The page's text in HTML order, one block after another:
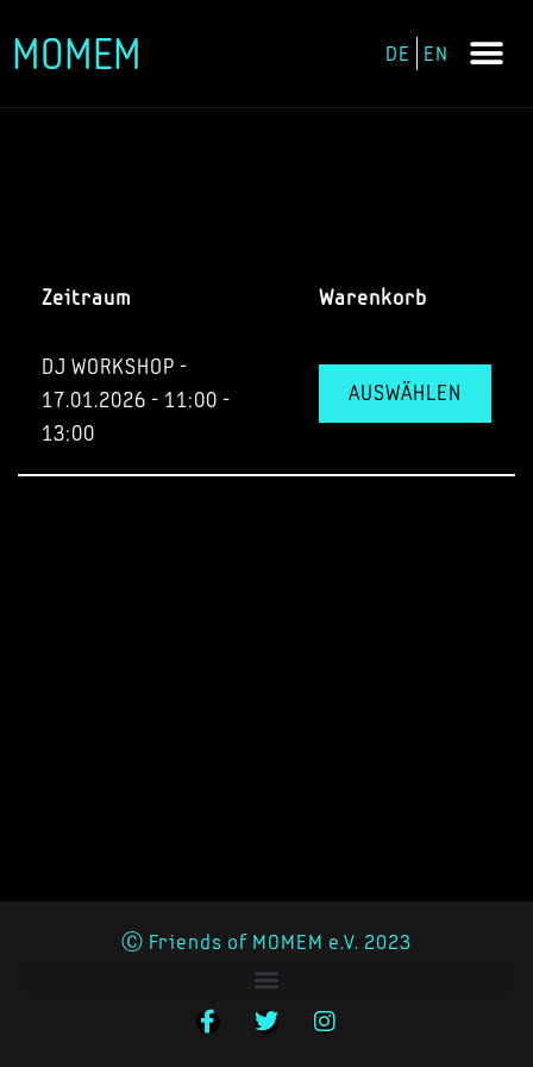
Zum
MOMEM DE EN
Zeitraum Warenkorb
DJ WORKSHOP -
17.01.2026 - 11:00 -
13:00
AUSWÄHLEN
Ⓒ Friends of MOMEM e.V. 2023